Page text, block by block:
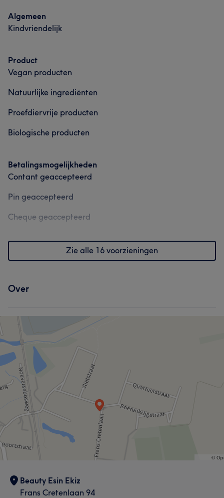
Portfolio
Algemeen
Kindvriendelijk
Product
Vegan producten
Natuurlijke ingrediënten
Proefdiervrije producten
Biologische producten
Betalingsmogelijkheden
Contant geaccepteerd
Pin geaccepteerd
Cheque geaccepteerd
Zie alle 16 voorzieningen
Over
Beauty Esin Ekiz
Frans Cretenlaan 94